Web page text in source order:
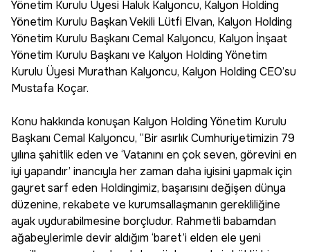
Yönetim Kurulu Üyesi Haluk Kalyoncu, Kalyon Holding
Yönetim Kurulu Başkan Vekili Lütfi Elvan, Kalyon Holding
Yönetim Kurulu Başkanı Cemal Kalyoncu, Kalyon İnşaat
Yönetim Kurulu Başkanı ve Kalyon Holding Yönetim
Kurulu Üyesi Murathan Kalyoncu, Kalyon Holding CEO’su
Mustafa Koçar.
Konu hakkında konuşan Kalyon Holding Yönetim Kurulu
Başkanı Cemal Kalyoncu, “Bir asırlık Cumhuriyetimizin 79
yılına şahitlik eden ve ‘Vatanını en çok seven, görevini en
iyi yapandır’ inancıyla her zaman daha iyisini yapmak için
gayret sarf eden Holdingimiz, başarısını değişen dünya
düzenine, rekabete ve kurumsallaşmanın gerekliliğine
ayak uydurabilmesine borçludur. Rahmetli babamdan
ağabeylerimle devir aldığım ‘baret’i elden ele yeni